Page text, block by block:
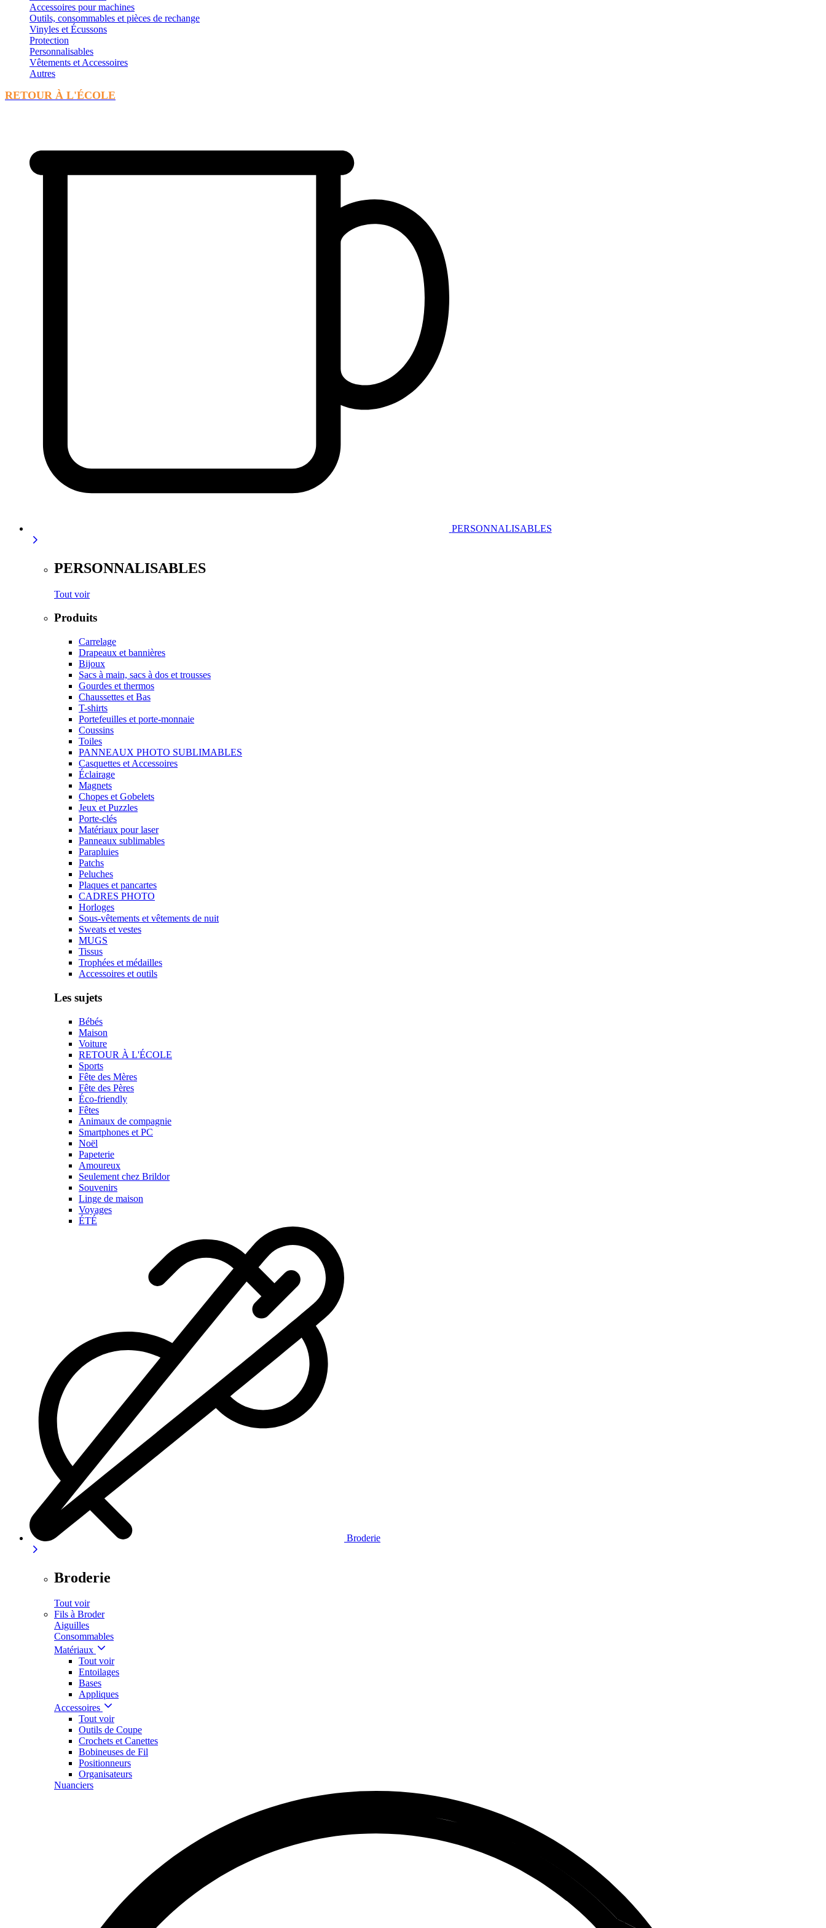
Accessoires pour machines
Outils, consommables et pièces de rechange
Vinyles et Écussons
Protection
Personnalisables
Vêtements et Accessoires
Autres
RETOUR À L'ÉCOLE
PERSONNALISABLES
PERSONNALISABLES
Tout voir
Produits
Carrelage
Drapeaux et bannières
Bijoux
Sacs à main, sacs à dos et trousses
Gourdes et thermos
Chaussettes et Bas
T-shirts
Portefeuilles et porte-monnaie
Coussins
Toiles
PANNEAUX PHOTO SUBLIMABLES
Casquettes et Accessoires
Éclairage
Magnets
Chopes et Gobelets
Jeux et Puzzles
Porte-clés
Matériaux pour laser
Panneaux sublimables
Parapluies
Patchs
Peluches
Plaques et pancartes
CADRES PHOTO
Horloges
Sous-vêtements et vêtements de nuit
Sweats et vestes
MUGS
Tissus
Trophées et médailles
Accessoires et outils
Les sujets
Bébés
Maison
Voiture
RETOUR À L'ÉCOLE
Sports
Fête des Mères
Fête des Pères
Éco-friendly
Fêtes
Animaux de compagnie
Smartphones et PC
Noël
Papeterie
Amoureux
Seulement chez Brildor
Souvenirs
Linge de maison
Voyages
ÉTÉ
Broderie
Broderie
Tout voir
Fils à Broder
Aiguilles
Consommables
Matériaux
Tout voir
Entoilages
Bases
Appliques
Accessoires
Tout voir
Outils de Coupe
Crochets et Canettes
Bobineuses de Fil
Positionneurs
Organisateurs
Nuanciers